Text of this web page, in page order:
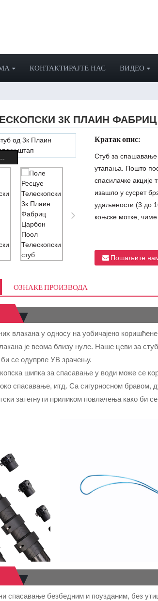
КОНТАКТИРАЈТЕ НАС ВИДЕО
3К ПЛАИН
Кратак опис:
Стуб за спашавање
утапања. Пошто
спасилачке акције
изашло у сусрет
удаљености (3 до
коњске мотке,
Пошаљите
ОЗНАКЕ ПРОИЗВОДА
влакана у односу на уобичајено
је веома близу нуле. Наше цеви за
се одупрле УВ зрачењу.
шипка за спасавање у води може се
спасавање, итд. Са сигурносном
затегнути приликом повлачења како би се
спасавање безбедним и поузданим, без